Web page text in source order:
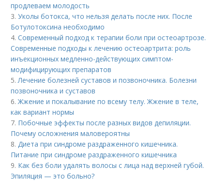
продлеваем молодость
3.Уколы ботокса, что нельзя делать после них. После
Ботулотоксина необходимо
4.Современный подход к терапии боли при остеоартрозе.
Современные подходы к лечению остеоартрита: роль
инъекционных медленно-действующих симптом-
модифицирующих препаратов
5.Лечение болезней суставов и позвоночника. Болезни
позвоночника и суставов
6.Жжение и покалывание по всему телу. Жжение в теле,
как вариант нормы
7. Побочные эффекты после разных видов депиляции.
Почему осложнения маловероятны
8.Диета при синдроме раздраженного кишечника.
Питание при синдроме раздраженного кишечника
9. Как без боли удалять волосы с лица над верхней губой.
Эпиляция — это больно?